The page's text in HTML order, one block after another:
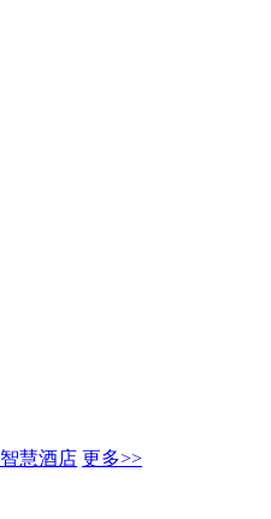
智慧酒店 更多>>